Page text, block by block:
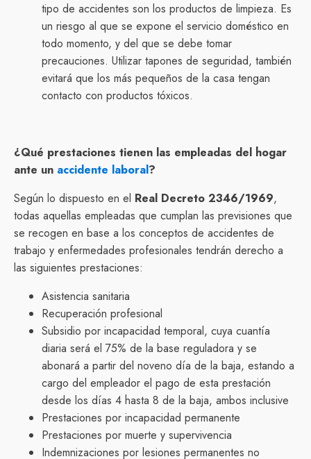
tipo de accidentes son los productos de limpieza. Es
un riesgo al que se expone el servicio doméstico en
todo momento, y del que se debe tomar
precauciones. Utilizar tapones de seguridad, también
evitará que los más pequeños de la casa tengan
contacto con productos tóxicos.
¿Qué prestaciones tienen las empleadas del hogar
ante un accidente laboral?
Según lo dispuesto en el Real Decreto 2346/1969,
todas aquellas empleadas que cumplan las previsiones que
se recogen en base a los conceptos de accidentes de
trabajo y enfermedades profesionales tendrán derecho a
las siguientes prestaciones:
Asistencia sanitaria
Recuperación profesional
Subsidio por incapacidad temporal, cuya cuantía
diaria será el 75% de la base reguladora y se
abonará a partir del noveno día de la baja, estando a
cargo del empleador el pago de esta prestación
desde los días 4 hasta 8 de la baja, ambos inclusive
Prestaciones por incapacidad permanente
Prestaciones por muerte y supervivencia
Indemnizaciones por lesiones permanentes no